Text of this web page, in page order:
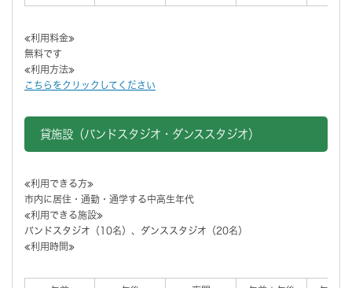
≪利用料金≫
無料です
≪利用方法≫
こちらをクリックしてください
貸施設（バンドスタジオ・ダンススタジオ）
≪利用できる方≫
市内に居住・通勤・通学する中高生年代
≪利用できる施設≫
バンドスタジオ（10名）、ダンススタジオ（20名）
≪利用時間≫